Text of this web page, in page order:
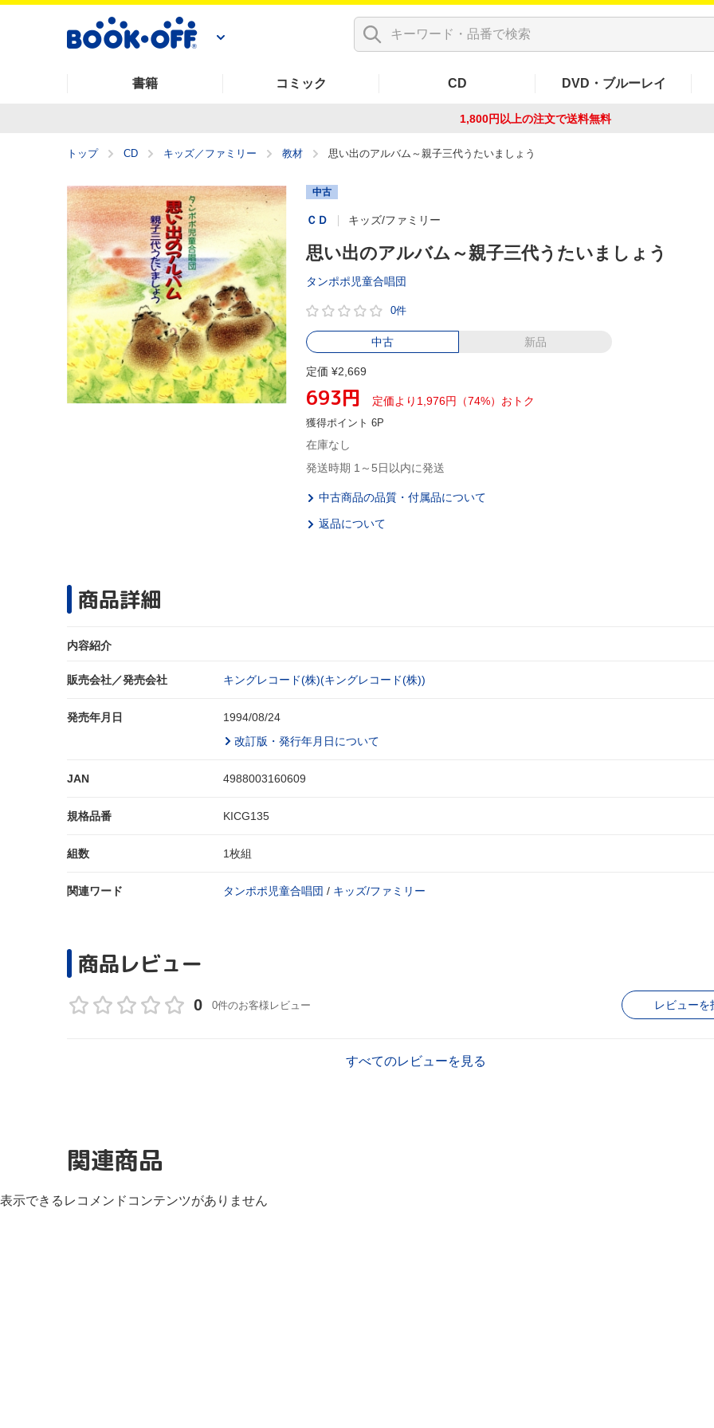
書籍 コミック CD DVD・ブルーレイ
1,800円以上の注文で送料無料
トップ CD キッズ／ファミリー 教材 思い出のアルバム～親子三代うたいましょう
中古
ＣＤ キッズ/ファミリー
思い出のアルバム～親子三代うたいましょう
タンポポ児童合唱団
0件
中古 新品
定価 ¥2,669
693円 定価より1,976円（74%）おトク
獲得ポイント 6P
在庫なし
発送時期 1～5日以内に発送
中古商品の品質・付属品について
返品について
商品詳細
内容紹介
販売会社／発売会社 キングレコード(株)(キングレコード(株))
発売年月日
1994/08/24
改訂版・発行年月日について
JAN 4988003160609
規格品番 KICG135
組数 1枚組
関連ワード タンポポ児童合唱団 / キッズ/ファミリー
商品レビュー
0 0件のお客様レビュー レビューを
すべてのレビューを見る
関連商品
表示できるレコメンドコンテンツがありません